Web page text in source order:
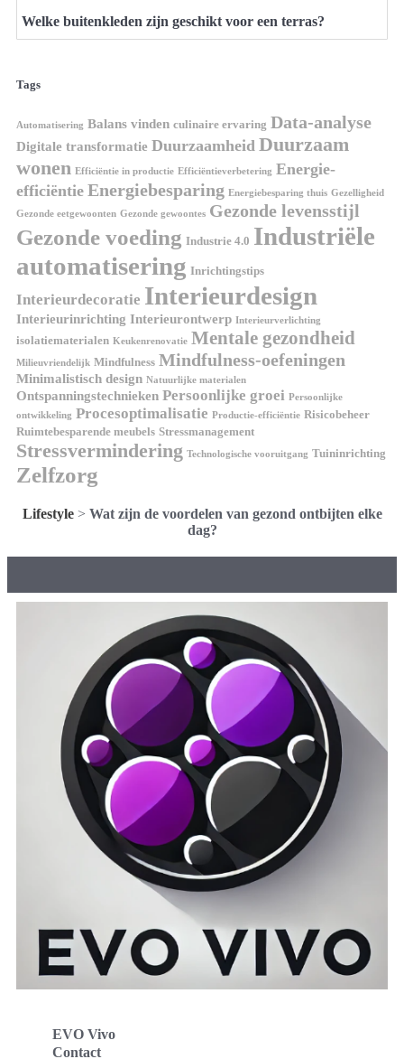
Welke buitenkleden zijn geschikt voor een terras?
Tags
Automatisering Balans vinden culinaire ervaring Data-analyse
Digitale transformatie Duurzaamheid Duurzaam
wonen Efficiëntie in productie Efficiëntieverbetering Energie-
efficiëntie Energiebesparing Energiebesparing thuis Gezelligheid
Gezonde eetgewoonten Gezonde gewoontes Gezonde levensstijl
Gezonde voeding Industrie 4.0 Industriële
automatisering Inrichtingstips
Interieurdecoratie Interieurdesign
Interieurinrichting Interieurontwerp Interieurverlichting
isolatiematerialen Keukenrenovatie Mentale gezondheid
Milieuvriendelijk Mindfulness Mindfulness-oefeningen
Minimalistisch design Natuurlijke materialen
Ontspanningstechnieken Persoonlijke groei Persoonlijke
ontwikkeling Procesoptimalisatie Productie-efficiëntie Risicobeheer
Ruimtebesparende meubels Stressmanagement
Stressvermindering Technologische vooruitgang Tuininrichting
Zelfzorg
Lifestyle> Wat zijn de voordelen van gezond ontbijten elke
dag?
EVO Vivo
Contact